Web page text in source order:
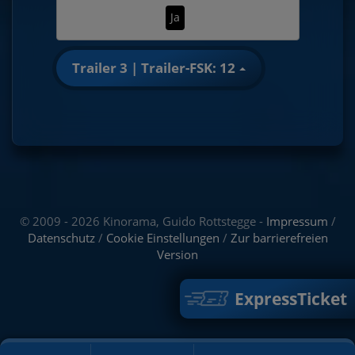
ExpressTicket
Ja
Trailer 3 | Trailer-FSK: 12
© 2009 - 2026 Kinorama, Guido Rottstegge - Impressum /
Datenschutz/ Cookie Einstellungen / Zur barrierefreien
Version